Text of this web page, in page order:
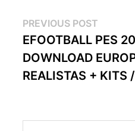
Navegação
de
artigos
PREVIOUS POST
post:
EFOOTBALL PES
DOWNLOAD
REALISTAS + KITS